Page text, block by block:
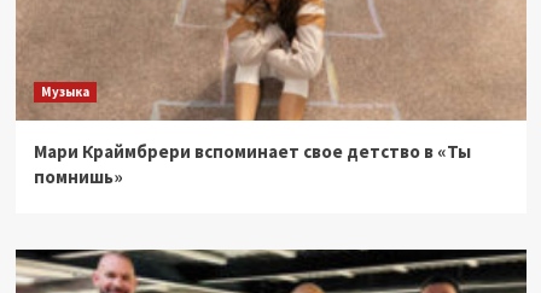
Музыка
Мари Краймбрери вспоминает свое детство в «Ты
помнишь»